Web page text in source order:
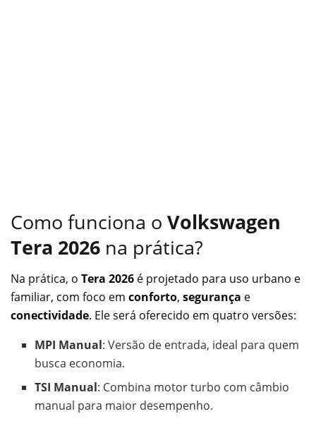
Como funciona o Volkswagen
Tera 2026 na prática?
Na prática, o Tera 2026 é projetado para uso urbano e
familiar, com foco em conforto, segurança e
conectividade. Ele será oferecido em quatro versões:
MPI Manual: Versão de entrada, ideal para quem
busca economia.
TSI Manual: Combina motor turbo com câmbio
manual para maior desempenho.